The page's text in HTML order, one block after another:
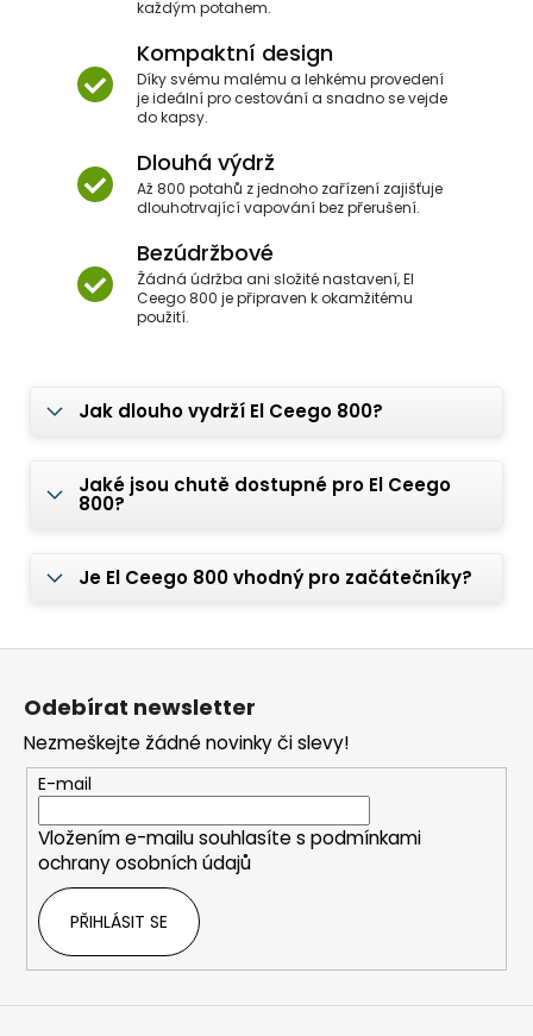
každým potahem.
Kompaktní design
Díky svému malému a lehkému provedení
je ideální pro cestování a snadno se vejde
do kapsy.
Dlouhá výdrž
Až 800 potahů z jednoho zařízení zajišťuje
dlouhotrvající vapování bez přerušení.
Bezúdržbové
Žádná údržba ani složité nastavení, El
Ceego 800 je připraven k okamžitému
použití.
Jak dlouho vydrží El Ceego 800?
Jaké jsou chutě dostupné pro El Ceego
800?
Je El Ceego 800 vhodný pro začátečníky?
Z
Odebírat newsletter
Nezmeškejte žádné novinky či slevy!
E-mail
Vložením e-mailu souhlasíte s podmínkami
ochrany osobních údajů
PŘIHLÁSIT SE